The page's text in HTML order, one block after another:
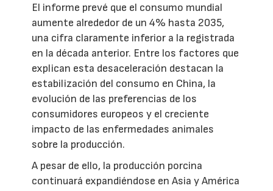
El informe prevé que el consumo mundial
aumente alrededor de un 4% hasta 2035,
una cifra claramente inferior a la registrada
en la década anterior. Entre los factores que
explican esta desaceleración destacan la
estabilización del consumo en China, la
evolución de las preferencias de los
consumidores europeos y el creciente
impacto de las enfermedades animales
sobre la producción.
A pesar de ello, la producción porcina
continuará expandiéndose en Asia y América